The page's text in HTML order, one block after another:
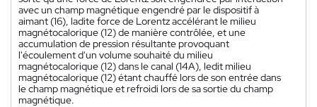
avec un champ magnétique engendré par le dispositif à
aimant (16), ladite force de Lorentz accélérant le milieu
magnétocalorique (12) de manière contrôlée, et une
accumulation de pression résultante provoquant
l'écoulement d'un volume souhaité du milieu
magnétocalorique (12) dans le canal (14A), ledit milieu
magnétocalorique (12) étant chauffé lors de son entrée dans
le champ magnétique et refroidi lors de sa sortie du champ
magnétique.